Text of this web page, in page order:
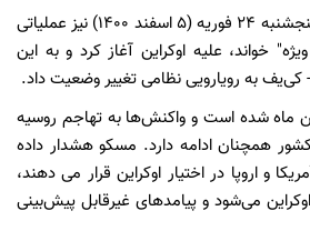
پوتین سه روز پس از آن، پنجشنبه ۲۴ فوریه (۵ اسفند ۱۴۰۰) نیز عملیاتی
خواند، علیه اوکراین آغاز کرد و به این
به رویارویی نظامی تغییر وضعیت داد.
ماه شده است و واکنش‌ها به تهاجم روسیه
همچنان ادامه دارد. مسکو هشدار داده
و اروپا در اختیار اوکراین قرار می دهند،
می‌شود و پیامدهای غیرقابل پیش‌بینی